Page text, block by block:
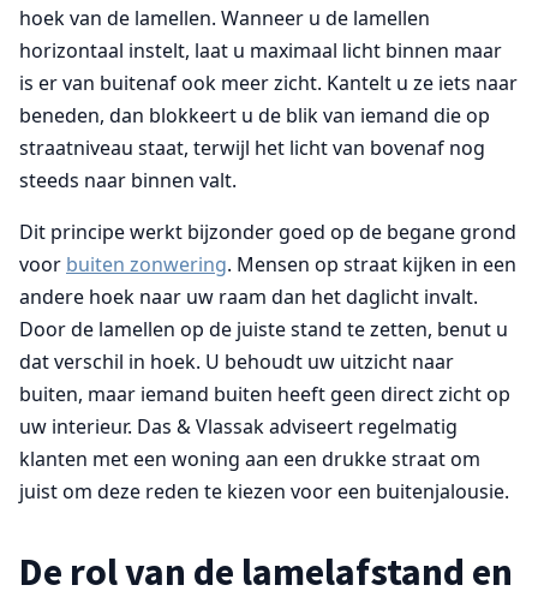
hoek van de lamellen. Wanneer u de lamellen
horizontaal instelt, laat u maximaal licht binnen maar
is er van buitenaf ook meer zicht. Kantelt u ze iets naar
beneden, dan blokkeert u de blik van iemand die op
straatniveau staat, terwijl het licht van bovenaf nog
steeds naar binnen valt.
Dit principe werkt bijzonder goed op de begane grond
voor buiten zonwering. Mensen op straat kijken in een
andere hoek naar uw raam dan het daglicht invalt.
Door de lamellen op de juiste stand te zetten, benut u
dat verschil in hoek. U behoudt uw uitzicht naar
buiten, maar iemand buiten heeft geen direct zicht op
uw interieur. Das & Vlassak adviseert regelmatig
klanten met een woning aan een drukke straat om
juist om deze reden te kiezen voor een buitenjalousie.
De rol van de lamelafstand en